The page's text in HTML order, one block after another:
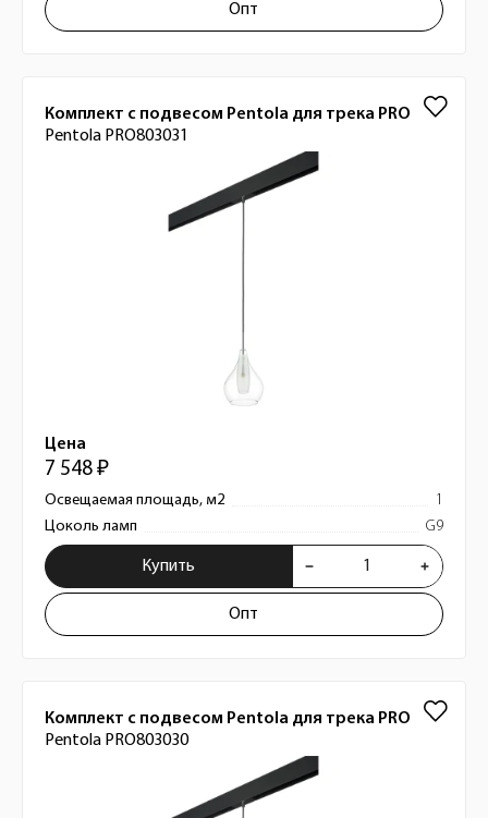
Опт
Комплект с подвесом Pentola для трека PRO
Pentola PRO803031
Цена
7 548 ₽
Освещаемая площадь, м2
1
Цоколь ламп
G9
Купить
Опт
Комплект с подвесом Pentola для трека PRO
Pentola PRO803030